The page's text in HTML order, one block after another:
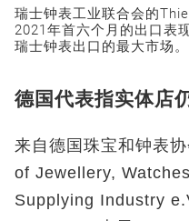
瑞士钟表工业联合会的
2021年首六个月的出口表
瑞士钟表出口的最大市场。
德国代表指实体店
来自德国珠宝和钟表
of Jewellery,
Supplying Industry